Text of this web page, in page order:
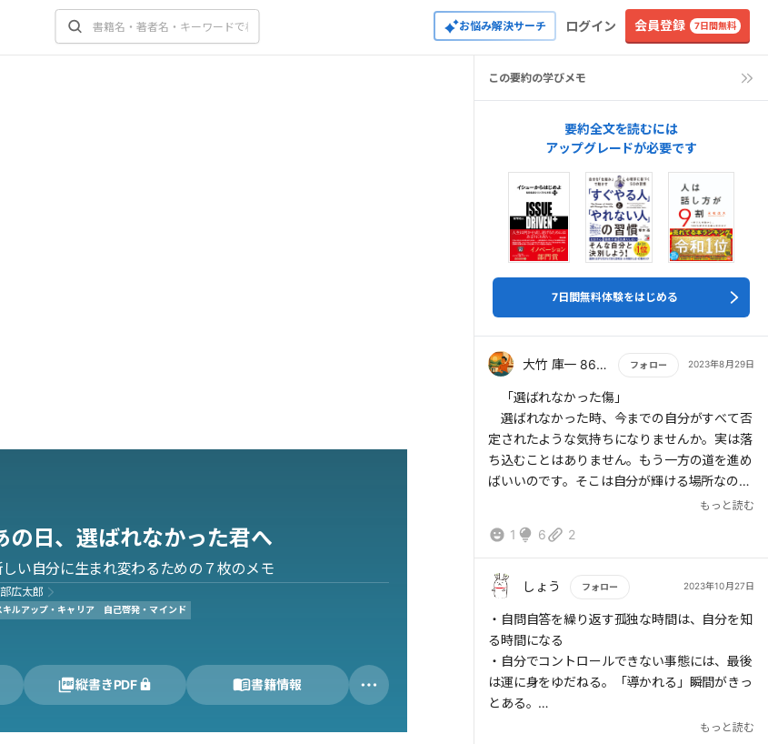
お悩み解決サーチ ログイン 会員登録 7日間無料
の日、選ばれなかった君へ
しい自分に生まれ変わるための７枚のメモ
広太郎
キルアップ・キャリア 自己啓発・マインド
縦書きPDF 書籍情報
この要約の学びメモ
要約全文を読むには
アップグレードが必要です
7日間無料体験をはじめる
大竹 庫一 860×Kura フォロー 2023年8月29日
もっと読む
「選ばれなかった傷」
選ばれなかった時、今までの自分がすべて否
定されたような気持ちになりませんか。実は落
ち込むことはありません。もう一方の道を進め
ばいいのです。そこは自分が輝ける場所なので
人生は選択の連続だと思いませんか。なぜ、
らしさなのです。そこに自分自身が宿るので
う。つまり、自分自身を肯定することになりま
す。
選んだ道が正解かどうかは、誰にもわからな
いでしょう。ただ、進んだ先のその道を正解に
することはできます。すべての選択は未来へと
つながっています。その選択の捉え方です。
もっと読む
1 6 2
しょう フォロー 2023年10月27日
もっと読む
・自問自答を繰り返す孤独な時間は、自分を知
る時間になる
・自分でコントロールできない事態には、最後
は運に身をゆだねる。「導かれる」瞬間がきっ
とある。
・育休は踊り場ではなく、展望台だった。もっと読む